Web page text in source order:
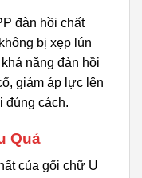
đàn hồi chất
bị xẹp lún
năng đàn hồi
giảm áp lực lên
đúng cách.
Quả
của gối chữ U